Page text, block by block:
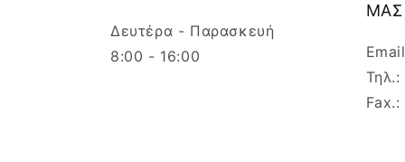
Δευτέρα - Παρασκευή
8:00 - 16:00
ΜΑΣ